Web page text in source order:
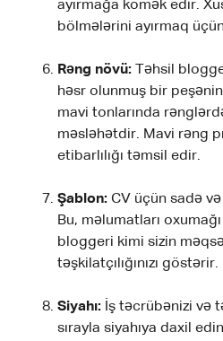
ayırmağa kömək edir.
bölmələrini ayırmaq
Rəng növü: Təhsil
həsr olunmuş bir
mavi tonlarında
məsləhətdir. Mavi rəng
etibarlılığı təmsil edir.
Şablon: CV üçün sadə
Bu, məlumatları
bloggeri kimi sizin
təşkilatçılığınızı göstərir.
Siyahı: İş təcrübənizi və
sırayla siyahıya daxil